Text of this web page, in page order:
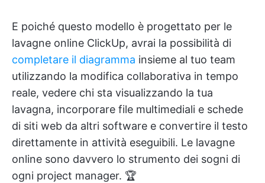
E poiché questo modello è progettato per le
lavagne online ClickUp, avrai la possibilità di
completare il diagramma insieme al tuo team
utilizzando la modifica collaborativa in tempo
reale, vedere chi sta visualizzando la tua
lavagna, incorporare file multimediali e schede
di siti web da altri software e convertire il testo
direttamente in attività eseguibili. Le lavagne
online sono davvero lo strumento dei sogni di
ogni project manager. 🏆